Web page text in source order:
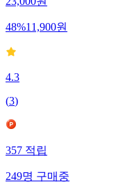
23,000원
48%11,900원
4.3
(3)
357적립
249명구매중